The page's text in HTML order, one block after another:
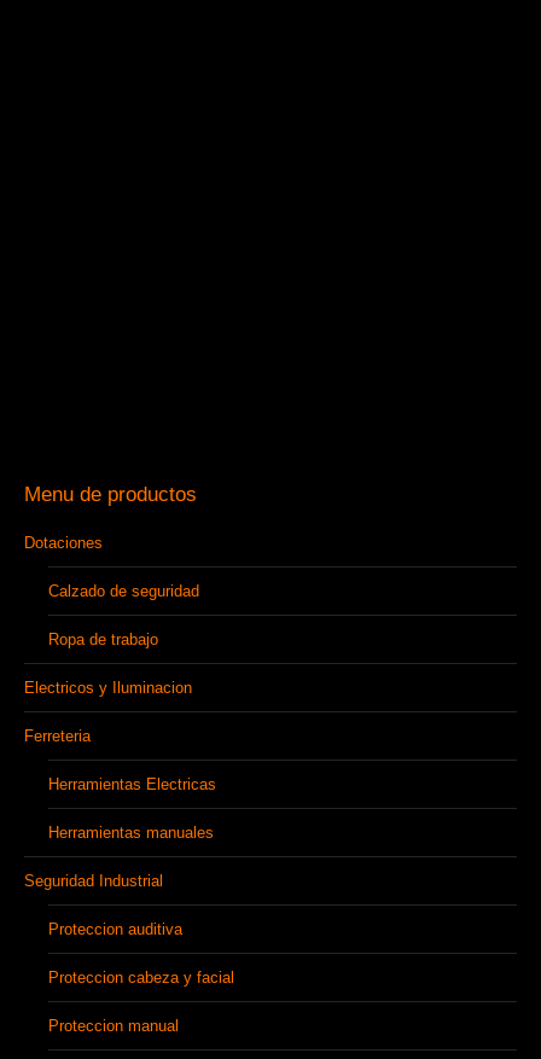
Menu de productos
Dotaciones
Calzado de seguridad
Ropa de trabajo
Electricos y Iluminacion
Ferreteria
Herramientas Electricas
Herramientas manuales
Seguridad Industrial
Proteccion auditiva
Proteccion cabeza y facial
Proteccion manual